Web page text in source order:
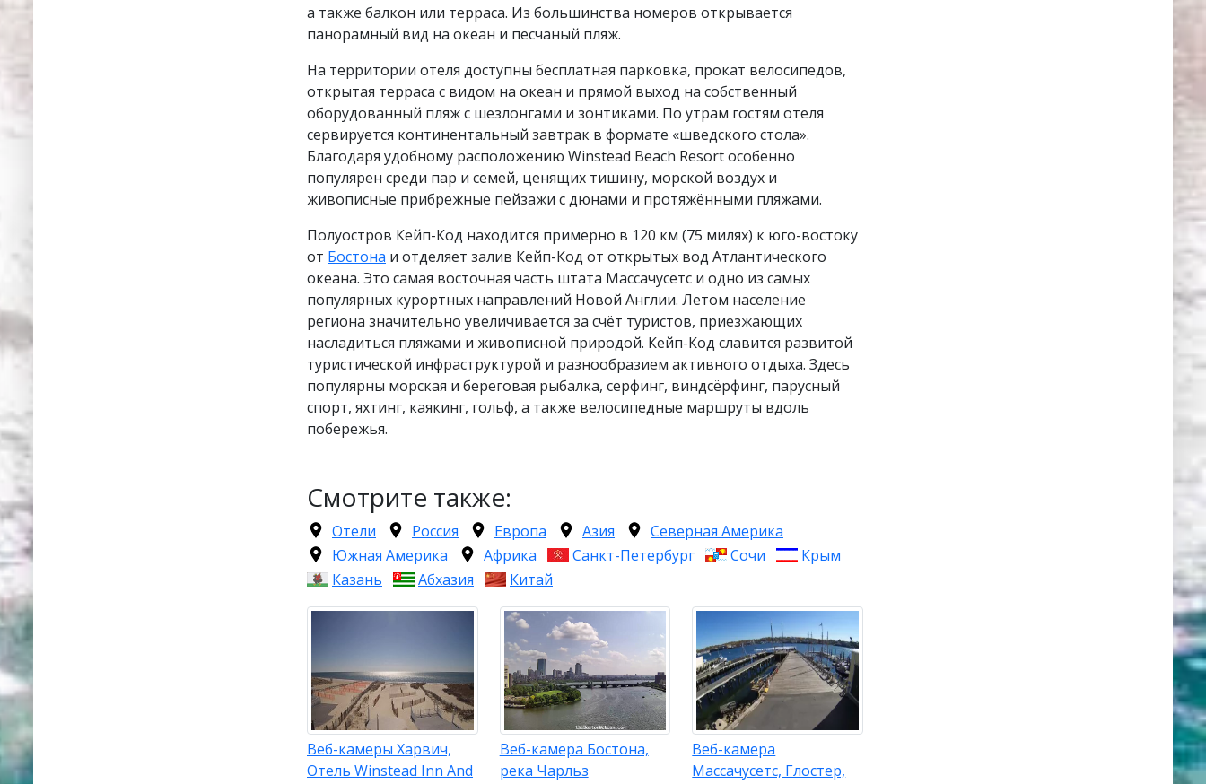
а также балкон или терраса. Из большинства номеров открывается
панорамный вид на океан и песчаный пляж.
На территории отеля доступны бесплатная парковка, прокат велосипедов,
открытая терраса с видом на океан и прямой выход на собственный
оборудованный пляж с шезлонгами и зонтиками. По утрам гостям отеля
сервируется континентальный завтрак в формате «шведского стола».
Благодаря удобному расположению Winstead Beach Resort особенно
популярен среди пар и семей, ценящих тишину, морской воздух и
живописные прибрежные пейзажи с дюнами и протяжёнными пляжами.
Полуостров Кейп-Код находится примерно в 120 км (75 милях) к юго-востоку
от Бостона и отделяет залив Кейп-Код от открытых вод Атлантического
океана. Это самая восточная часть штата Массачусетс и одно из самых
популярных курортных направлений Новой Англии. Летом население
региона значительно увеличивается за счёт туристов, приезжающих
насладиться пляжами и живописной природой. Кейп-Код славится развитой
туристической инфраструктурой и разнообразием активного отдыха. Здесь
популярны морская и береговая рыбалка, серфинг, виндсёрфинг, парусный
спорт, яхтинг, каякинг, гольф, а также велосипедные маршруты вдоль
побережья.
Смотрите также:
Отели Россия Европа Азия
Северная Америка
Южная Америка
Африка Санкт-Петербург Сочи
Крым
Казань
Абхазия Китай
Веб-камеры Харвич,
Отель Winstead Inn And
Веб-камера Бостона,
река Чарльз
Веб-камера
Массачусетс, Глостер,